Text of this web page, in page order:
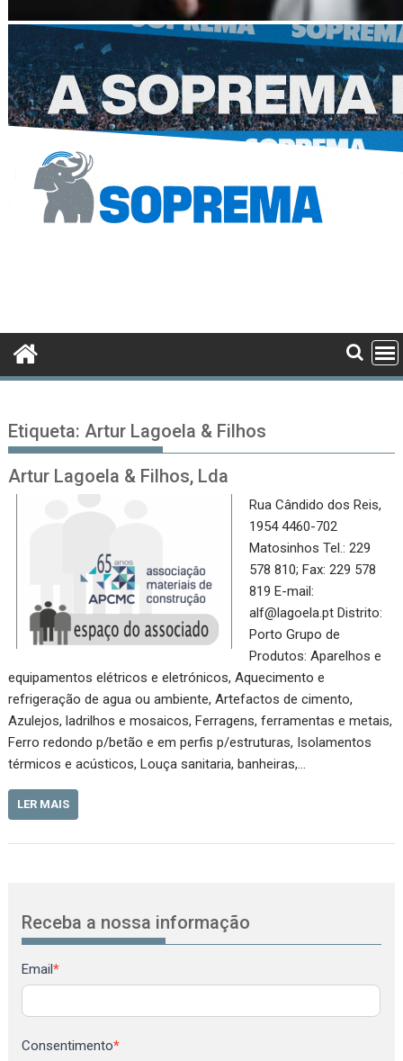
Etiqueta: Artur Lagoela & Filhos
Artur Lagoela & Filhos, Lda
Rua Cândido dos Reis,
1954 4460-702
Matosinhos Tel.: 229
578 810; Fax: 229 578
819 E-mail:
alf@lagoela.pt Distrito:
Porto Grupo de
Produtos: Aparelhos e
equipamentos elétricos e eletrónicos, Aquecimento e
refrigeração de agua ou ambiente, Artefactos de cimento,
Azulejos, ladrilhos e mosaicos, Ferragens, ferramentas e metais,
Ferro redondo p/betão e em perfis p/estruturas, Isolamentos
térmicos e acústicos, Louça sanitaria, banheiras,…
LER MAIS
Receba a nossa informação
Newsletter
Email*
Consentimento*